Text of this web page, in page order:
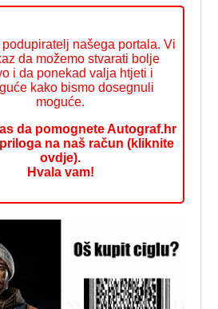
podupiratelj našega portala. Vi
da možemo stvarati bolje
i da ponekad valja htjeti i
kako bismo dosegnuli
moguće.
da pomognete Autograf.hr
na naš račun (kliknite
ovdje).
Hvala vam!